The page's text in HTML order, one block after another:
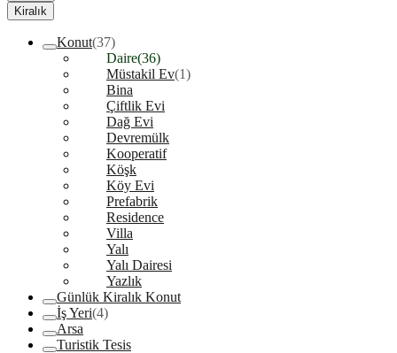
Kiralık
Konut(37)
Daire(36)
Müstakil Ev(1)
Bina
Çiftlik Evi
Dağ Evi
Devremülk
Kooperatif
Köşk
Köy Evi
Prefabrik
Residence
Villa
Yalı
Yalı Dairesi
Yazlık
Günlük Kiralık Konut
İş Yeri(4)
Arsa
Turistik Tesis